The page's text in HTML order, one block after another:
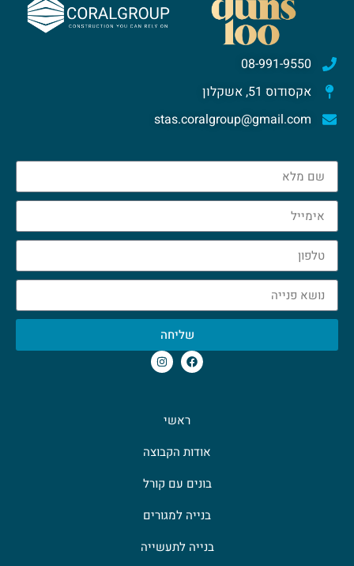
08-991-9550
אקסודוס 51, אשקלון
stas.coralgroup@gmail.com
שליחה
ראשי
אודות הקבוצה
בונים עם קורל
בנייה למגורים
בנייה לתעשייה